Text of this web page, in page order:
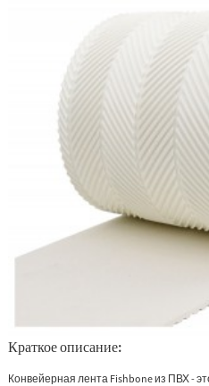
Краткое описание:
Конвейерная лента Fishbone из ПВХ -